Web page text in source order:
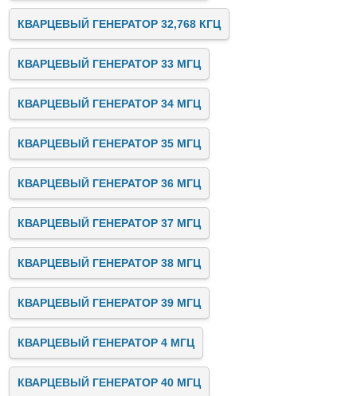
КВАРЦЕВЫЙ ГЕНЕРАТОР 32,768 КГЦ
КВАРЦЕВЫЙ ГЕНЕРАТОР 33 МГЦ
КВАРЦЕВЫЙ ГЕНЕРАТОР 34 МГЦ
КВАРЦЕВЫЙ ГЕНЕРАТОР 35 МГЦ
КВАРЦЕВЫЙ ГЕНЕРАТОР 36 МГЦ
КВАРЦЕВЫЙ ГЕНЕРАТОР 37 МГЦ
КВАРЦЕВЫЙ ГЕНЕРАТОР 38 МГЦ
КВАРЦЕВЫЙ ГЕНЕРАТОР 39 МГЦ
КВАРЦЕВЫЙ ГЕНЕРАТОР 4 МГЦ
КВАРЦЕВЫЙ ГЕНЕРАТОР 40 МГЦ